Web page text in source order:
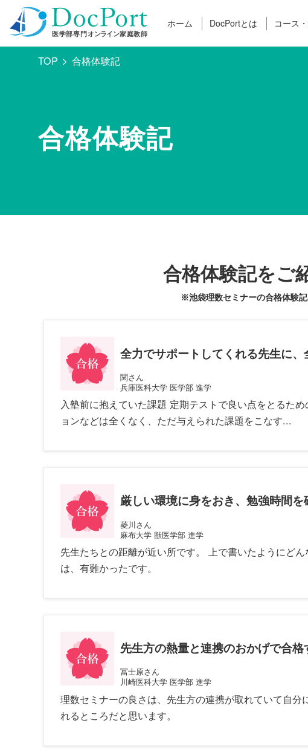
ホーム DocPortとは コース
TOP 合格体験記
合格体験記
合格体験記をご
※池袋理数セミナーの合格体験記
全力でサポートしてくれる先生に、
関さん
兵庫医科大学 医学部 進学
入塾前に抱えていた課題 定期テストで良い点をとるた
ョンなどは全くなく、ただ与えられた課題をこなす...
厳しい環境に身をおき、勉強時間を
菱川さん
麻布大学 獣医学部 進学
先生たちとの距離が近い所です。 上で書いたようにど
は、有難かったです。
先生方の熱量と連携のおかげで合格
冨士原さん
川崎医科大学 医学部 進学
理数セミナーの良さは、先生方の連携が取れていて自分
れるところだと思います。